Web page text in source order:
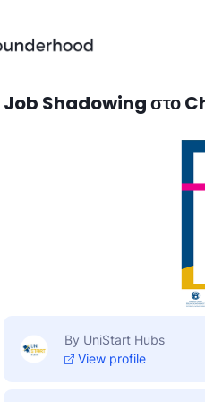
Job Shadowing στο
By UniStart Hubs
View profile